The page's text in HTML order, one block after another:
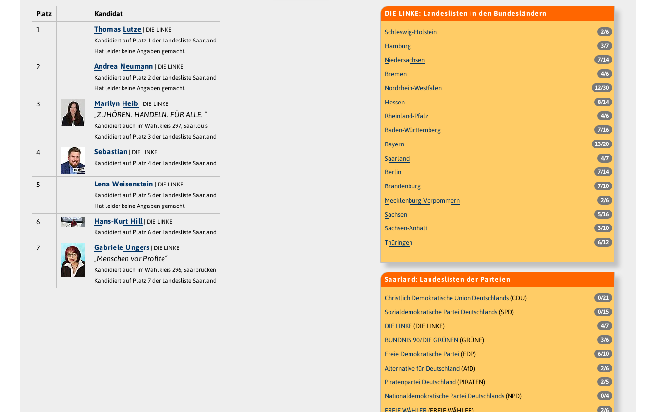
Platz Kandidat
1 Thomas Lutze | DIE LINKE
Kandidiert auf Platz 1 der Landesliste Saarland
Hat leider keine Angaben gemacht.
2 Andrea Neumann | DIE LINKE
Kandidiert auf Platz 2 der Landesliste Saarland
Hat leider keine Angaben gemacht.
3 Marilyn Heib | DIE LINKE
„ZUHÖREN. HANDELN. FÜR ALLE. “
Kandidiert auch im Wahlkreis 297, Saarlouis
Kandidiert auf Platz 3 der Landesliste Saarland
4 Sebastian | DIE LINKE
Kandidiert auf Platz 4 der Landesliste Saarland
5 Lena Weisenstein | DIE LINKE
Kandidiert auf Platz 5 der Landesliste Saarland
Hat leider keine Angaben gemacht.
6 Hans-Kurt Hill| DIE LINKE
Kandidiert auf Platz 6 der Landesliste Saarland
7 Gabriele Ungers | DIE LINKE
„Menschen vor Profite“
Kandidiert auch im Wahlkreis 296, Saarbrücken
Kandidiert auf Platz 7 der Landesliste Saarland
DIE LINKE: Landeslisten in den Bundesländern
Schleswig-Holstein 2/6
Hamburg 3/7
Niedersachsen 7/14
Bremen 4/6
Nordrhein-Westfalen 12/30
Hessen 8/14
Rheinland-Pfalz 4/6
Baden-Württemberg 7/16
Bayern 13/20
Saarland 4/7
Berlin 7/14
Brandenburg 7/10
Mecklenburg-Vorpommern 2/6
Sachsen 5/16
Sachsen-Anhalt 3/10
Thüringen 6/12
Saarland: Landeslisten der Parteien
Christlich Demokratische Union Deutschlands(CDU) 0/21
Sozialdemokratische Partei Deutschlands(SPD) 0/15
DIE LINKE(DIE LINKE) 4/7
BÜNDNIS 90/DIE GRÜNEN(GRÜNE) 3/6
Freie Demokratische Partei(FDP) 6/10
Alternative für Deutschland(AfD) 2/6
Piratenpartei Deutschland(PIRATEN) 2/5
Nationaldemokratische Partei Deutschlands(NPD) 0/4
FREIE WÄHLER(FREIE WÄHLER) 2/6